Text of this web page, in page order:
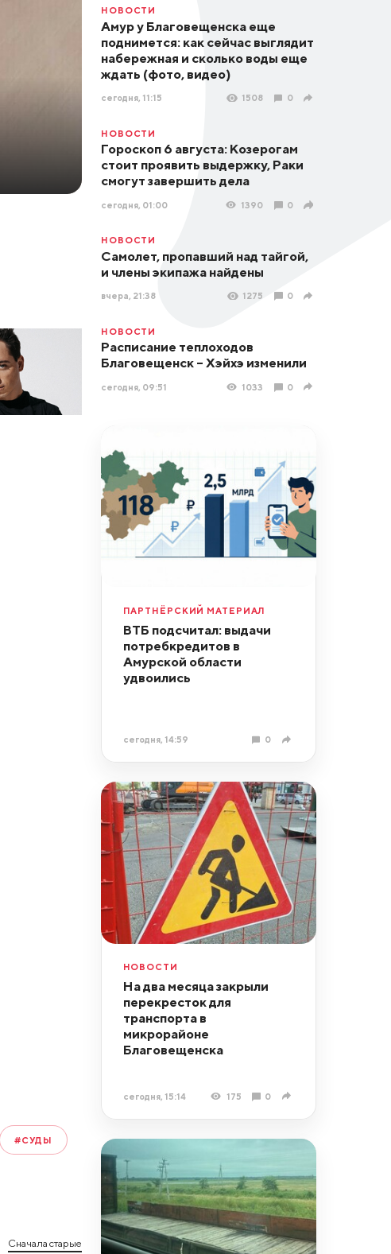
#СУДЫ
Сначала старые
НОВОСТИ
Амур у Благовещенска еще
поднимется: как сейчас выглядит
набережная и сколько воды еще
ждать (фото, видео)
сегодня, 11:15 1508 0
НОВОСТИ
Гороскоп 6 августа: Козерогам
стоит проявить выдержку, Раки
смогут завершить дела
сегодня, 01:00 1390 0
НОВОСТИ
Самолет, пропавший над тайгой,
и члены экипажа найдены
вчера, 21:38 1275 0
НОВОСТИ
Расписание теплоходов
Благовещенск – Хэйхэ изменили
сегодня, 09:51 1033 0
ПАРТНЁРСКИЙ МАТЕРИАЛ
ВТБ подсчитал: выдачи
потребкредитов в
Амурской области
удвоились
сегодня, 14:59 0
НОВОСТИ
На два месяца закрыли
перекресток для
транспорта в
микрорайоне
Благовещенска
сегодня, 15:14 175 0